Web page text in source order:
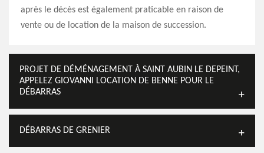
après le décès est également praticable en raison de
vente ou de location de la maison de succession.
PROJET DE DÉMÉNAGEMENT À SAINT AUBIN LE DEPEINT,
APPELEZ GIOVANNI LOCATION DE BENNE POUR LE
DÉBARRAS
DÉBARRAS DE GRENIER